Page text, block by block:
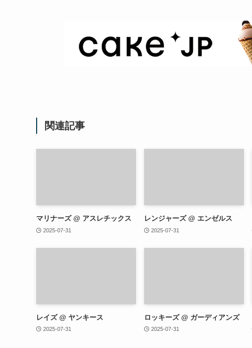
関連記事
マリナーズ @ アスレチックス
2025-07-31
レンジャーズ @ エンゼルス
2025-07-31
レイズ @ ヤンキース
2025-07-31
ロッキーズ @ ガーディアンズ
2025-07-31